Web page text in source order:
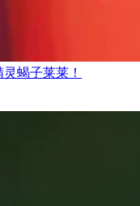
蝎子莱莱！